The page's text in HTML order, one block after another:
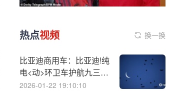
热点视频 换一换
比亚迪商用车：比亚迪!纯
电<动>环卫车护航九三阅
兵
2026-01-22 19:10:10